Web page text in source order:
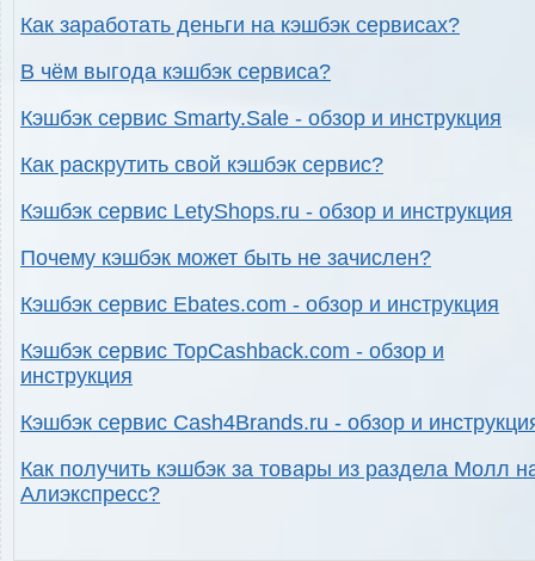
Как заработать деньги на кэшбэк сервисах?
В чём выгода кэшбэк сервиса?
Кэшбэк сервис Smarty.Sale - обзор и инструкция
Как раскрутить свой кэшбэк сервис?
Кэшбэк сервис LetyShops.ru - обзор и инструкция
Почему кэшбэк может быть не зачислен?
Кэшбэк сервис Ebates.com - обзор и инструкция
Кэшбэк сервис TopCashback.com - обзор и
инструкция
Кэшбэк сервис Cash4Brands.ru - обзор и
Как получить кэшбэк за товары из раздела Молл
Алиэкспресс?